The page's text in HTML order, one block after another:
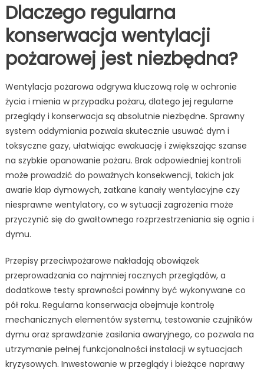
Dlaczego regularna
konserwacja wentylacji
pożarowej jest niezbędna?
Wentylacja pożarowa odgrywa kluczową rolę w ochronie
życia i mienia w przypadku pożaru, dlatego jej regularne
przeglądy i konserwacja są absolutnie niezbędne. Sprawny
system oddymiania pozwala skutecznie usuwać dym i
toksyczne gazy, ułatwiając ewakuację i zwiększając szanse
na szybkie opanowanie pożaru. Brak odpowiedniej kontroli
może prowadzić do poważnych konsekwencji, takich jak
awarie klap dymowych, zatkane kanały wentylacyjne czy
niesprawne wentylatory, co w sytuacji zagrożenia może
przyczynić się do gwałtownego rozprzestrzeniania się ognia i
dymu.
Przepisy przeciwpożarowe nakładają obowiązek
przeprowadzania co najmniej rocznych przeglądów, a
dodatkowe testy sprawności powinny być wykonywane co
pół roku. Regularna konserwacja obejmuje kontrolę
mechanicznych elementów systemu, testowanie czujników
dymu oraz sprawdzanie zasilania awaryjnego, co pozwala na
utrzymanie pełnej funkcjonalności instalacji w sytuacjach
kryzysowych. Inwestowanie w przeglądy i bieżące naprawy